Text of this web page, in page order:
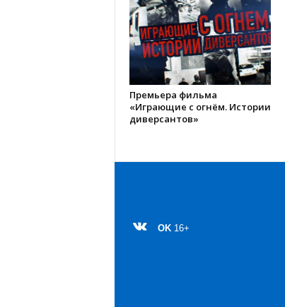
Премьера фильма
«Играющие с огнём. Истории
диверсантов»
OK 16+